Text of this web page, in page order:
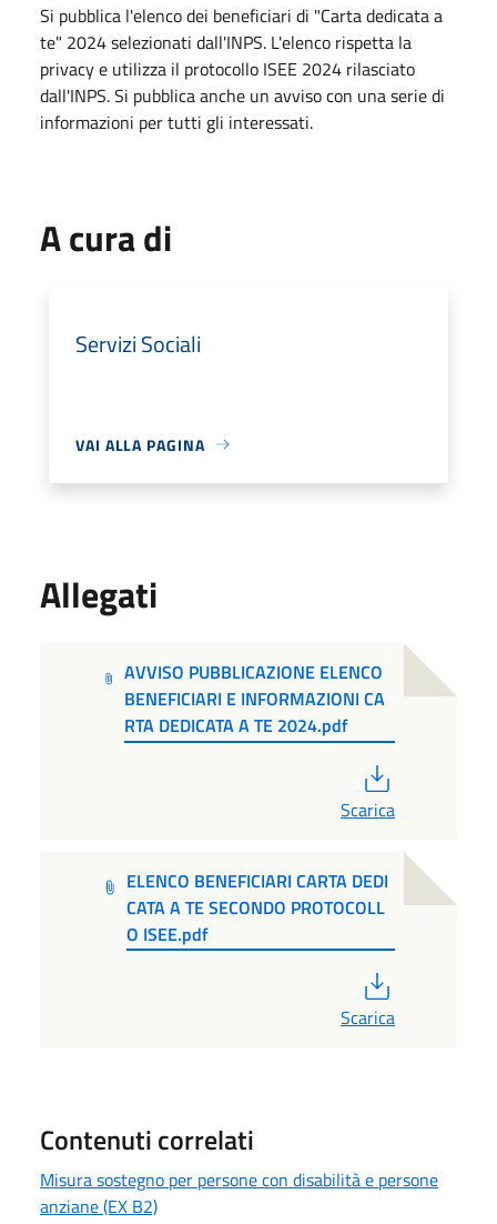
Si pubblica l'elenco dei beneficiari di "Carta dedicata a
te" 2024 selezionati dall'INPS. L'elenco rispetta la
privacy e utilizza il protocollo ISEE 2024 rilasciato
dall'INPS. Si pubblica anche un avviso con una serie di
informazioni per tutti gli interessati.
A cura di
Servizi Sociali
VAI ALLA PAGINA
Allegati
AVVISO PUBBLICAZIONE ELENCO
BENEFICIARI E INFORMAZIONI CA
RTA DEDICATA A TE 2024.pdf
Scarica
ELENCO BENEFICIARI CARTA DEDI
CATA A TE SECONDO PROTOCOLL
O ISEE.pdf
Scarica
Contenuti correlati
Misura sostegno per persone con disabilità e persone
anziane (EX B2)